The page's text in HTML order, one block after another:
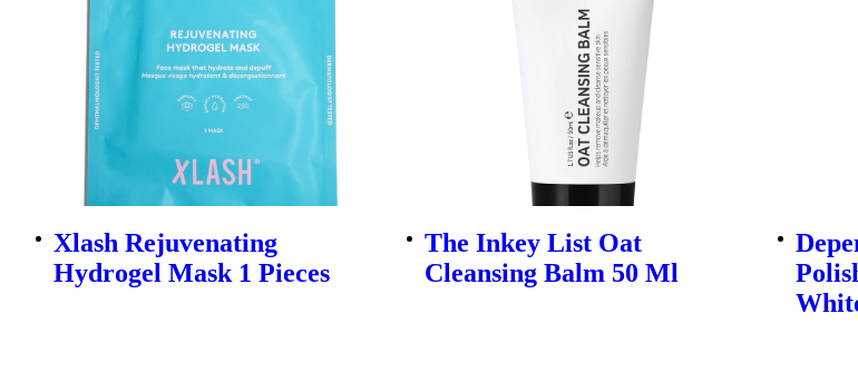
Xlash Rejuvenating
Hydrogel Mask 1 Pieces
The Inkey List Oat
Cleansing Balm 50 Ml